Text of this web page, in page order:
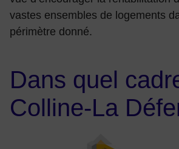
vastes ensembles de logements
périmètre donné.
Dans quel
Colline-La